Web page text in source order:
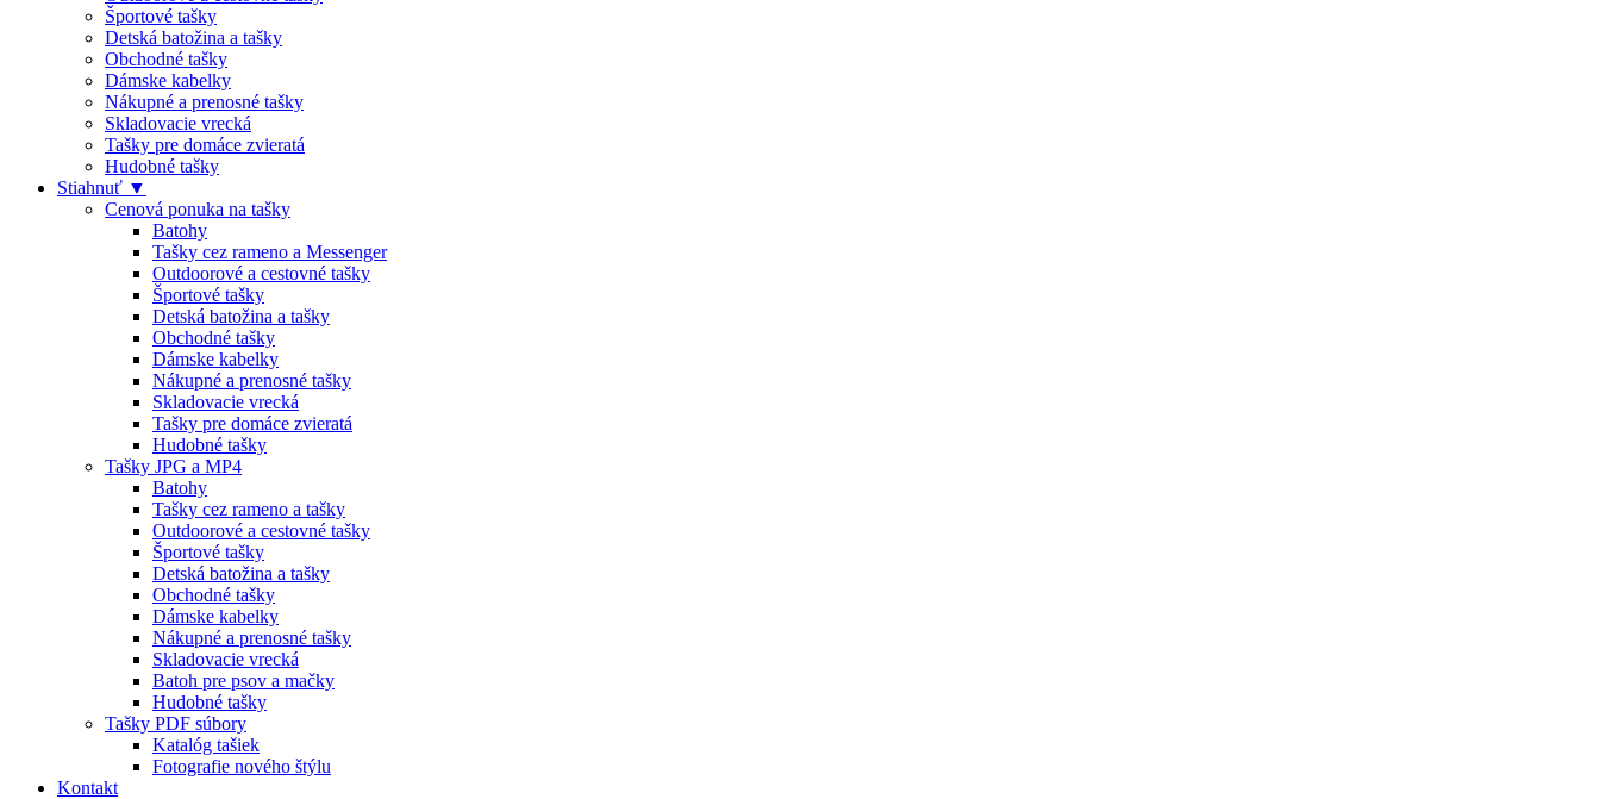
Športové tašky
Detská batožina a tašky
Obchodné tašky
Dámske kabelky
Nákupné a prenosné tašky
Skladovacie vrecká
Tašky pre domáce zvieratá
Hudobné tašky
Stiahnuť ▼
Cenová ponuka na tašky
Batohy
Tašky cez rameno a Messenger
Outdoorové a cestovné tašky
Športové tašky
Detská batožina a tašky
Obchodné tašky
Dámske kabelky
Nákupné a prenosné tašky
Skladovacie vrecká
Tašky pre domáce zvieratá
Hudobné tašky
Tašky JPG a MP4
Batohy
Tašky cez rameno a tašky
Outdoorové a cestovné tašky
Športové tašky
Detská batožina a tašky
Obchodné tašky
Dámske kabelky
Nákupné a prenosné tašky
Skladovacie vrecká
Batoh pre psov a mačky
Hudobné tašky
Tašky PDF súbory
Katalóg tašiek
Fotografie nového štýlu
Kontakt